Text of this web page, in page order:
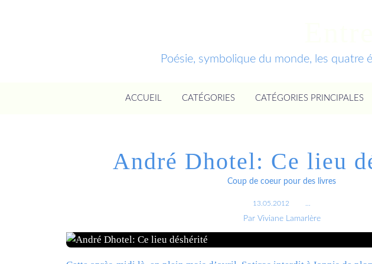
Poésie, symbolique du monde, les quatre
ACCUEIL CATÉGORIES CATÉGORIES PRINCIPALES
André Dhotel: Ce lieu
Coup de coeur pour des livres
13.05.2012
Par Viviane Lamarlère